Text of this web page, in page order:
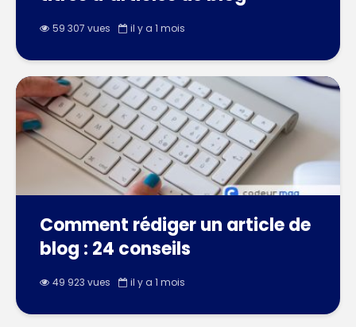
59 307 vues il y a 1 mois
Comment rédiger un article de
blog : 24 conseils
49 923 vues il y a 1 mois